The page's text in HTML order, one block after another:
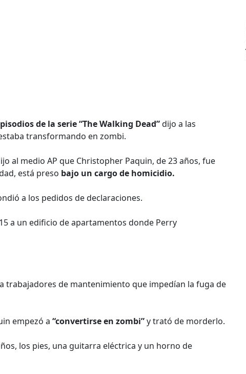
de la serie “The Walking Dead”dijo a las
transformando en zombi.
al medio AP que Christopher Paquin, de 23 años, fue
está preso bajo un cargo de homicidio.
a los pedidos de declaraciones.
a un edificio de apartamentos donde Perry
trabajadores de mantenimiento que impedían la fuga de
empezó a “convertirse en zombi”y trató de morderlo.
los pies, una guitarra eléctrica y un horno de